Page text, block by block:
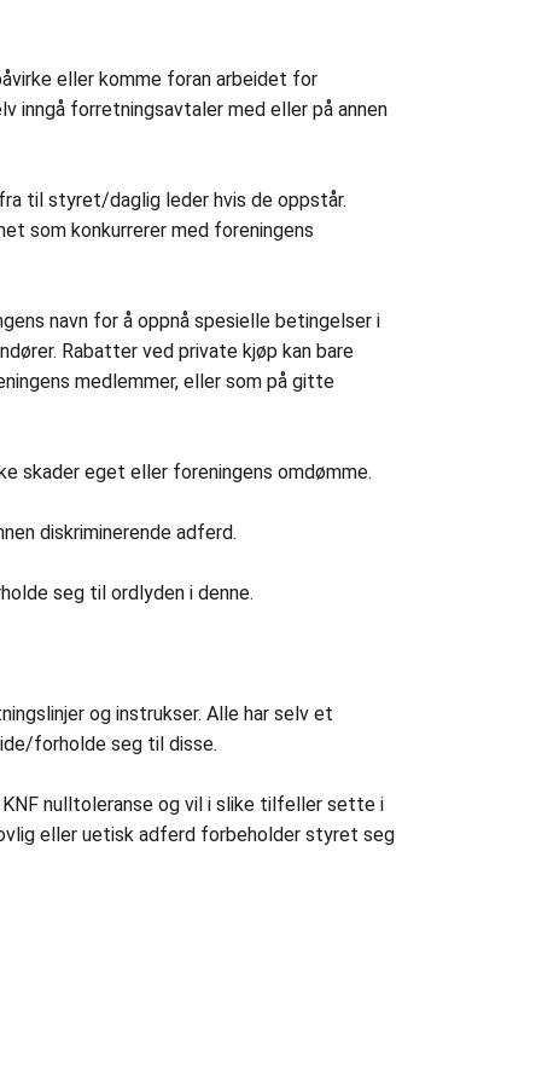
eller komme foran arbeidet for
inngå forretningsavtaler med eller på annen
til styret/daglig leder hvis de oppstår.
som konkurrerer med foreningens
navn for å oppnå spesielle betingelser i
Rabatter ved private kjøp kan bare
medlemmer, eller som på gitte
skader eget eller foreningens omdømme.
diskriminerende adferd.
seg til ordlyden i denne.
og instrukser. Alle har selv et
forholde seg til disse.
nulltoleranse og vil i slike tilfeller sette i
eller uetisk adferd forbeholder styret seg